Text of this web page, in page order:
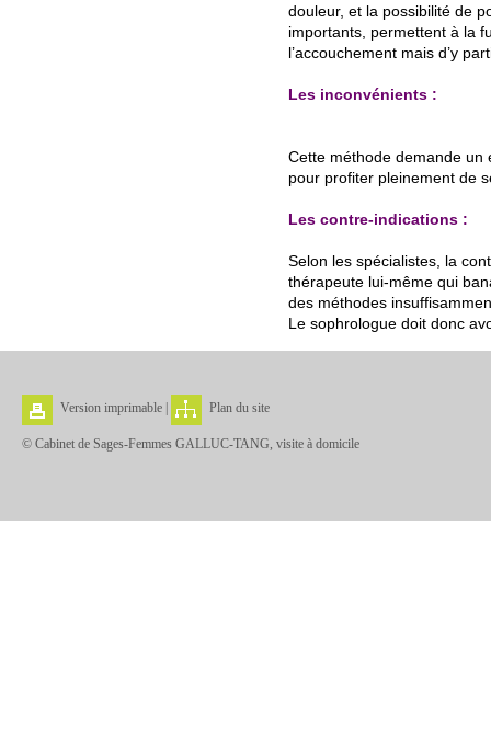
douleur, et la possibilité de
importants, permettent à la
l’accouchement mais d’y
Les inconvénients :
Cette méthode demande un
pour profiter pleinement de
Les contre-indications :
Selon les spécialistes, la
thérapeute lui-même qui
des méthodes
Le sophrologue doit donc
Version imprimable Plan du site
© Cabinet de Sages-Femmes GALLUC-TANG, visite à domicile